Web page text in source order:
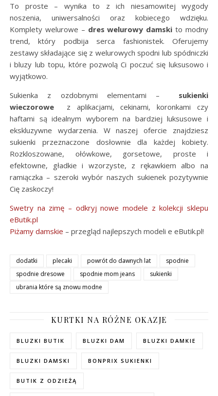
To proste – wynika to z ich niesamowitej wygody
noszenia, uniwersalności oraz kobiecego wdzięku.
Komplety welurowe – dres welurowy damskito modny
trend, który podbija serca fashionistek. Oferujemy
zestawy składające się z welurowych spodni lub spódniczki
i bluzy lub topu, które pozwolą Ci poczuć się luksusowo i
wyjątkowo.
Sukienka z ozdobnymi elementami – sukienki
wieczorowe z aplikacjami, cekinami, koronkami czy
haftami są idealnym wyborem na bardziej luksusowe i
ekskluzywne wydarzenia. W naszej ofercie znajdziesz
sukienki przeznaczone dosłownie dla każdej kobiety.
Rozkloszowane, ołówkowe, gorsetowe, proste i
efektowne, gładkie i wzorzyste, z rękawkiem albo na
ramiączka – szeroki wybór naszych sukienek pozytywnie
Cię zaskoczy!
Swetry na zimę – odkryj nowe modele z kolekcji sklepu
eButik.pl
Piżamy damskie – przegląd najlepszych modeli e eButik.pl!
dodatki plecaki powrót do dawnych lat
spodnie
spodnie dresowe
spodnie mom jeans
sukienki
ubrania które są znowu modne
KURTKI NA RÓŻNE OKAZJE
BLUZKI BUTIK BLUZKI DAM BLUZKI DAMKIE
BLUZKI DAMSKI BONPRIX SUKIENKI
BUTIK Z ODZIEŻĄ